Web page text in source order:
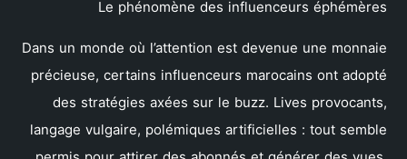
Le phénomène des influenceurs éphémères
Dans un monde où l’attention est devenue une monnaie
précieuse, certains influenceurs marocains ont adopté
des stratégies axées sur le buzz. Lives provocants,
langage vulgaire, polémiques artificielles : tout semble